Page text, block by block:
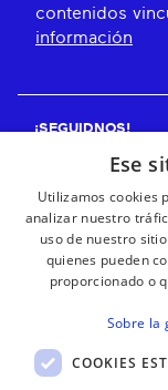
contenidos
información
¡SEGUIDNOS!
¡RECIBE
Ese
Utilizamos cookies
analizar nuestro
uso de nuestro
quienes pueden
proporcionado o
Sobre la
COOKIES